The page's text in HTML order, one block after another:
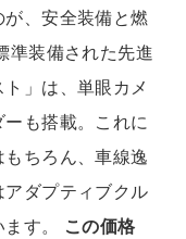
、安全装備と燃
準装備された先進
」は、単眼カメ
も搭載。これに
ちろん、車線逸
アダプティブクル
す。
この価格